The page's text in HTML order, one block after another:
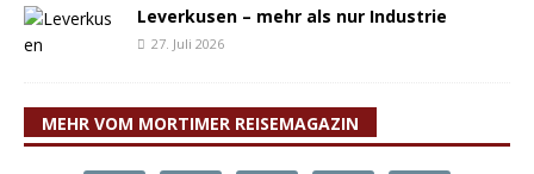
Leverkusen – mehr als nur Industrie
27. Juli 2026
MEHR VOM MORTIMER REISEMAGAZIN